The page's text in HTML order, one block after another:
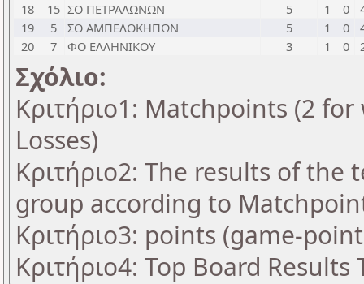
18
15 ΣΟ ΠΕΤΡΑΛΩΝΩΝ 5 1 0
19
5 ΣΟ ΑΜΠΕΛΟΚΗΠΩΝ 5 1 0
20
7 ΦΟ ΕΛΛΗΝΙΚΟΥ 3 1 0
Σχόλιο:
Κριτήριο1: Matchpoints (2
Losses)
Κριτήριο2: The results of
group according to
Κριτήριο3: points (game-
Κριτήριο4: Top Board Results